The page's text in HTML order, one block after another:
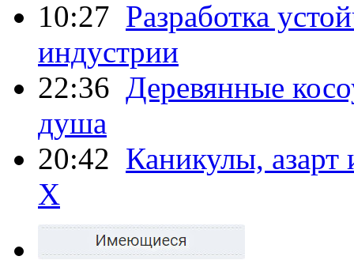
10:27 Разработка
индустрии
22:36 Деревянные
душа
20:42 Каникулы,
X